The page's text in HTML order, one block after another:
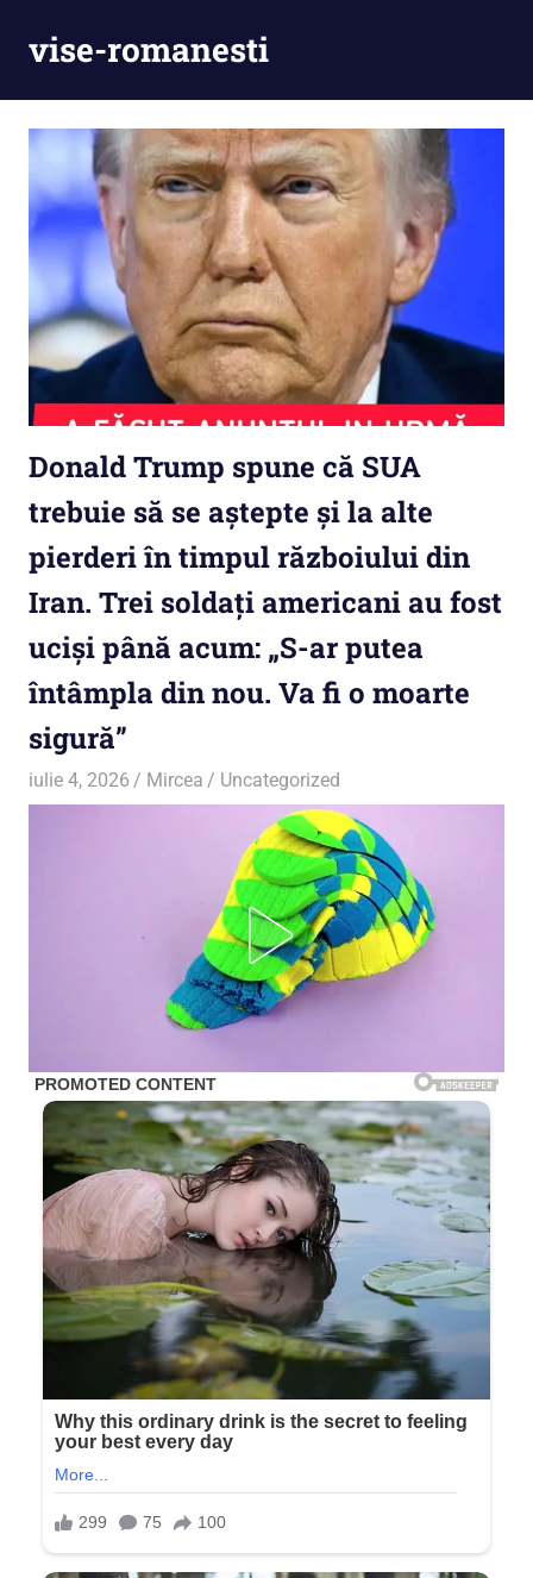
vise-romanesti
Donald Trump spune că SUA
trebuie să se aștepte și la alte
pierderi în timpul războiului din
Iran. Trei soldați americani au fost
uciși până acum: „S-ar putea
întâmpla din nou. Va fi o moarte
sigură”
iulie 4, 2026 Mircea Uncategorized